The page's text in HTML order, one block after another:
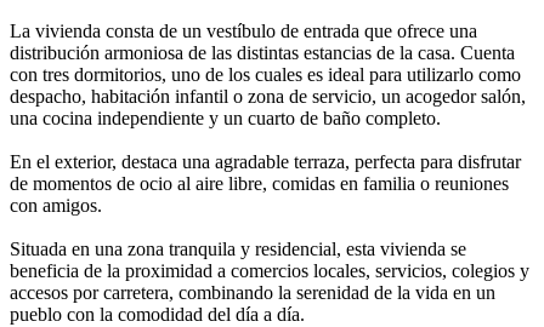
La vivienda consta de un vestíbulo de entrada que ofrece una
distribución armoniosa de las distintas estancias de la casa. Cuenta
con tres dormitorios, uno de los cuales es ideal para utilizarlo como
despacho, habitación infantil o zona de servicio, un acogedor salón,
una cocina independiente y un cuarto de baño completo.
En el exterior, destaca una agradable terraza, perfecta para disfrutar
de momentos de ocio al aire libre, comidas en familia o reuniones
con amigos.
Situada en una zona tranquila y residencial, esta vivienda se
beneficia de la proximidad a comercios locales, servicios, colegios y
accesos por carretera, combinando la serenidad de la vida en un
pueblo con la comodidad del día a día.